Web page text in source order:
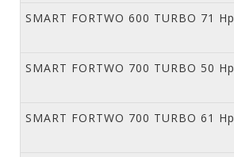
SMART FORTWO 600 TURBO 71 Hp
SMART FORTWO 700 TURBO 50 Hp
SMART FORTWO 700 TURBO 61 Hp